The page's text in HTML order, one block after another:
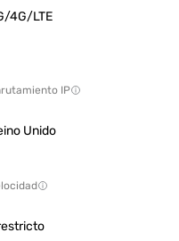
4G/LTE
IP
Unido